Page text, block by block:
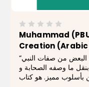
Muhammad
“محمَّد أجملُ الخَلْق” كتاب يعرض للناشئة البعض من صفات النبي
ما وصفه الصحابة و
بأسلوب مميز. هو كتاب